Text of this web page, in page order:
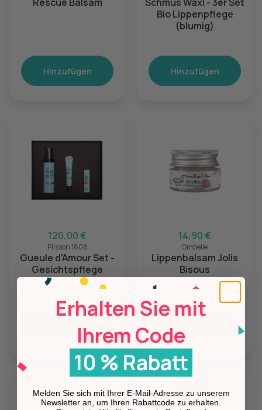
Hinzufügen
Bio Lippenpflege
(blumig)
Hinzufügen
120,00 €
Plisson 1808
Gueule d'Amour Set -
Gesichtspflege
Hinzufügen
14,90 €
Ombelle
Lippenbalsam Jolis
Bisous
Hinzufügen
Erhalten Sie mit
Ihrem Code
10 % Rabatt
Melden Sie sich mit Ihrer E-Mail-Adresse zu unserem
Newsletter an, um Ihren Rabattcode zu erhalten.